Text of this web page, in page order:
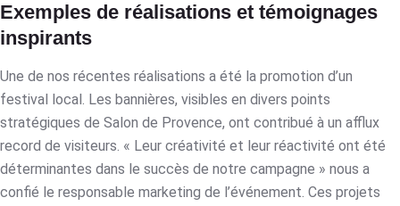
Exemples de réalisations et témoignages
inspirants
Une de nos récentes réalisations a été la promotion d’un
festival local. Les bannières, visibles en divers points
stratégiques de Salon de Provence, ont contribué à un afflux
record de visiteurs. « Leur créativité et leur réactivité ont été
déterminantes dans le succès de notre campagne » nous a
confié le responsable marketing de l’événement. Ces projets